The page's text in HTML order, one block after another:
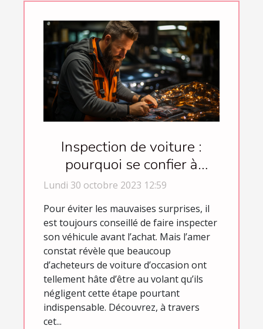
Inspection de voiture :
pourquoi se confier à
Trustoo ?
Lundi 30 octobre 2023 12:59
Pour éviter les mauvaises surprises, il
est toujours conseillé de faire inspecter
son véhicule avant l’achat. Mais l’amer
constat révèle que beaucoup
d’acheteurs de voiture d’occasion ont
tellement hâte d’être au volant qu’ils
négligent cette étape pourtant
indispensable. Découvrez, à travers
cet...